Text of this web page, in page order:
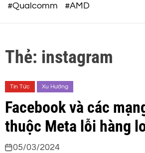
e
#Qualcomm
#AMD
Thẻ: instagram
Tin Tức Xu Hướng
Facebook và các
thuộc Meta lỗi hàng
05/03/2024